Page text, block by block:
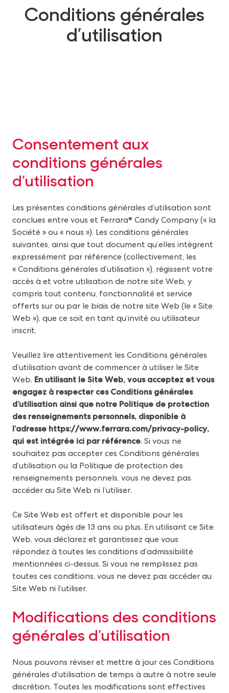
Conditions générales
d’utilisation
Consentement aux
conditions générales
d’utilisation
Les présentes conditions générales d’utilisation sont
conclues entre vous et Ferrara® Candy Company (« la
Société » ou « nous »). Les conditions générales
suivantes, ainsi que tout document qu’elles intègrent
expressément par référence (collectivement, les
« Conditions générales d’utilisation »), régissent votre
accès à et votre utilisation de notre site Web, y
compris tout contenu, fonctionnalité et service
offerts sur ou par le biais de notre site Web (le « Site
Web »), que ce soit en tant qu’invité ou utilisateur
inscrit.
Veuillez lire attentivement les Conditions générales
d’utilisation avant de commencer à utiliser le Site
Web. En utilisant le Site Web, vous acceptez et vous
engagez à respecter ces Conditions générales
d’utilisation ainsi que notre Politique de protection
des renseignements personnels, disponible à
l’adresse https://www.ferrara.com/privacy-policy,
qui est intégrée ici par référence. Si vous ne
souhaitez pas accepter ces Conditions générales
d’utilisation ou la Politique de protection des
renseignements personnels, vous ne devez pas
accéder au Site Web ni l’utiliser.
Ce Site Web est offert et disponible pour les
utilisateurs âgés de 13 ans ou plus. En utilisant ce Site
Web, vous déclarez et garantissez que vous
répondez à toutes les conditions d’admissibilité
mentionnées ci-dessus. Si vous ne remplissez pas
toutes ces conditions, vous ne devez pas accéder au
Site Web ni l’utiliser.
Modifications des conditions
générales d’utilisation
Nous pouvons réviser et mettre à jour ces Conditions
générales d’utilisation de temps à autre à notre seule
discrétion. Toutes les modifications sont effectives